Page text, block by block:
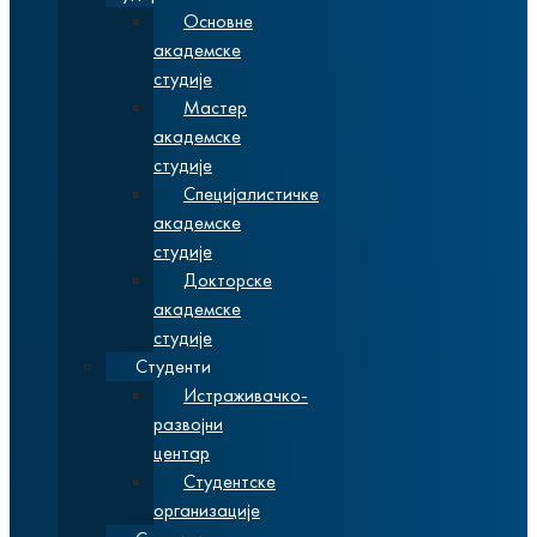
Основне
академске
студије
Мастер
академске
студије
Специјалистичке
академске
студије
Докторске
академске
студије
Студенти
Истраживачко-
развојни
центар
Студентске
организације